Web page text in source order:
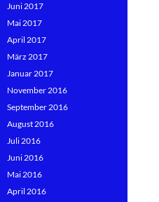
Juni 2017
Mai 2017
April 2017
März 2017
Januar 2017
November 2016
September 2016
August 2016
Juli 2016
Juni 2016
Mai 2016
April 2016